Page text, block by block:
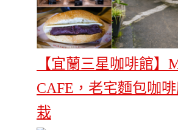
【宜蘭三星咖啡館】
CAFE，老宅麵包咖
栽